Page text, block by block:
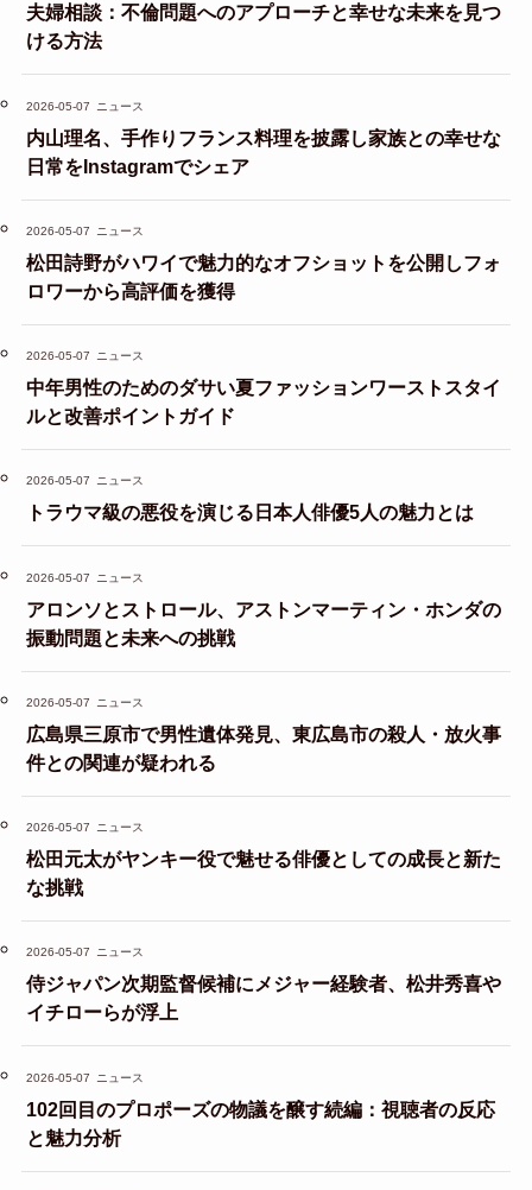
夫婦相談：不倫問題へのアプローチと幸せな未来を見つ
ける方法
2026-05-07 ニュース
内山理名、手作りフランス料理を披露し家族との幸せな
日常をInstagramでシェア
2026-05-07 ニュース
松田詩野がハワイで魅力的なオフショットを公開しフォ
ロワーから高評価を獲得
2026-05-07 ニュース
中年男性のためのダサい夏ファッションワーストスタイ
ルと改善ポイントガイド
2026-05-07 ニュース
トラウマ級の悪役を演じる日本人俳優5人の魅力とは
2026-05-07 ニュース
アロンソとストロール、アストンマーティン・ホンダの
振動問題と未来への挑戦
2026-05-07 ニュース
広島県三原市で男性遺体発見、東広島市の殺人・放火事
件との関連が疑われる
2026-05-07 ニュース
松田元太がヤンキー役で魅せる俳優としての成長と新た
な挑戦
2026-05-07 ニュース
侍ジャパン次期監督候補にメジャー経験者、松井秀喜や
イチローらが浮上
2026-05-07 ニュース
102回目のプロポーズの物議を醸す続編：視聴者の反応
と魅力分析